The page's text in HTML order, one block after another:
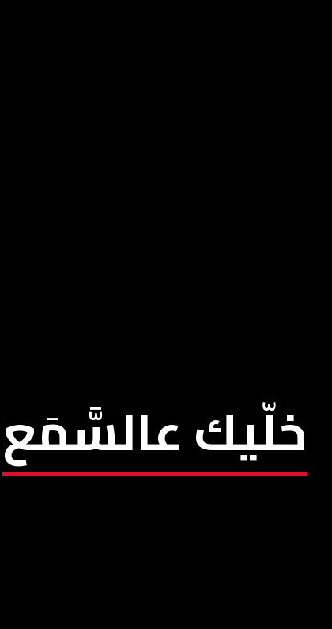
خلّيك عالسَّمَع